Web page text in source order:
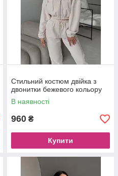
Стильний костюм двійка з
двонитки бежевого кольору
В наявності
960 ₴
Купити